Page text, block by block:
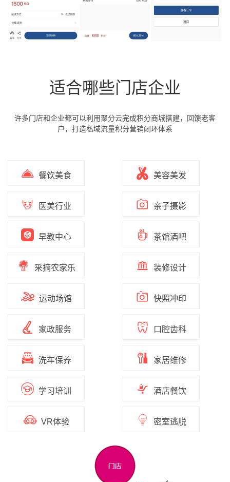
适合哪些门店企业
许多门店和企业都可以利用聚分云完成积分商城搭建，回馈老客
户，打造私域流量积分营销闭环体系
餐饮美食 美容美发
医美行业 亲子摄影
早教中心 茶馆酒吧
采摘农家乐 装修设计
运动场馆 快照冲印
家政服务 口腔齿科
洗车保养 家居维修
学习培训 酒店餐饮
VR体验 密室逃脱